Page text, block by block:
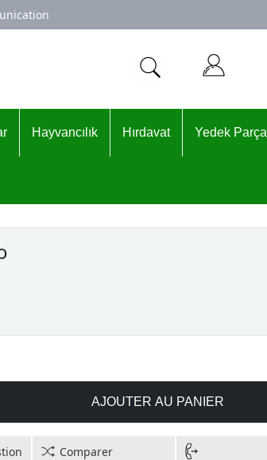
Hayvancılık Hırdavat Yedek Parça
AJOUTER AU PANIER
Comparer